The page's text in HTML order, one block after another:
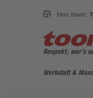
Mein Markt:
Werkstatt &